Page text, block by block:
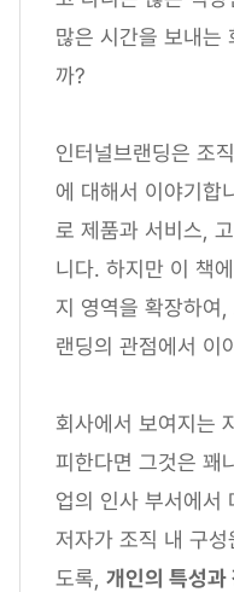
많은 시간을 보내는
까?
인터널브랜딩은 조
에 대해서 이야기합
로 제품과 서비스,
니다. 하지만 이 책
지 영역을 확장하여
랜딩의 관점에서 이
회사에서 보여지는
피한다면 그것은 꽤
업의 인사 부서에서
저자가 조직 내 구
도록, 개인의 특성과